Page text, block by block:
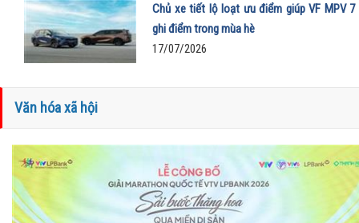
Chủ xe tiết lộ loạt ưu điểm giúp VF MPV 7
ghi điểm trong mùa hè
17/07/2026
Văn hóa xã hội